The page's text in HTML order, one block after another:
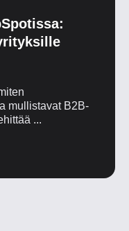
mullistavat B2B-
...